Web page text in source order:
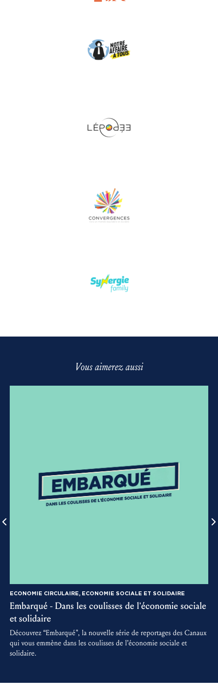
Vous aimerez aussi
ECONOMIE CIRCULAIRE, ECONOMIE SOCIALE ET SOLIDAIRE
Embarqué - Dans les coulisses de l’économie sociale
et solidaire
Découvrez “Embarqué", la nouvelle série de reportages des Canaux
qui vous emmène dans les coulisses de l’économie sociale et
solidaire.